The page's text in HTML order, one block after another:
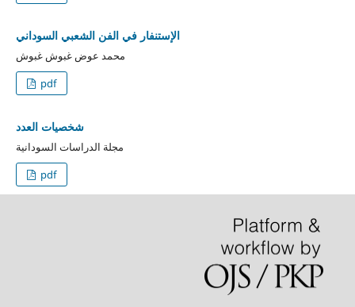
الإستنفار في الفن الشعبي السوداني
محمد عوض غبوش غبوش
pdf
شخصيات العدد
مجلة الدراسات السودانية
pdf